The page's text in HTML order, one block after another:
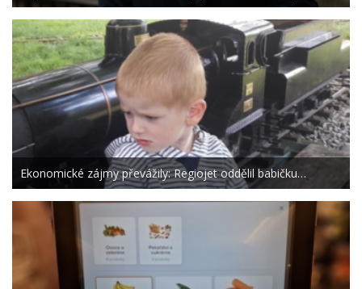
Ekonomické zájmy převážily: Regiojet oddělil babičku…